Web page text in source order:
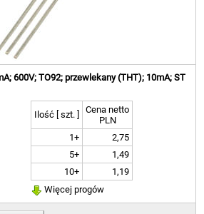
600V; TO92; przewlekany (THT); 10mA; ST
Ilość [ szt. ]
Cena netto
PLN
1+
2,75
5+
1,49
10+
1,19
Więcej progów